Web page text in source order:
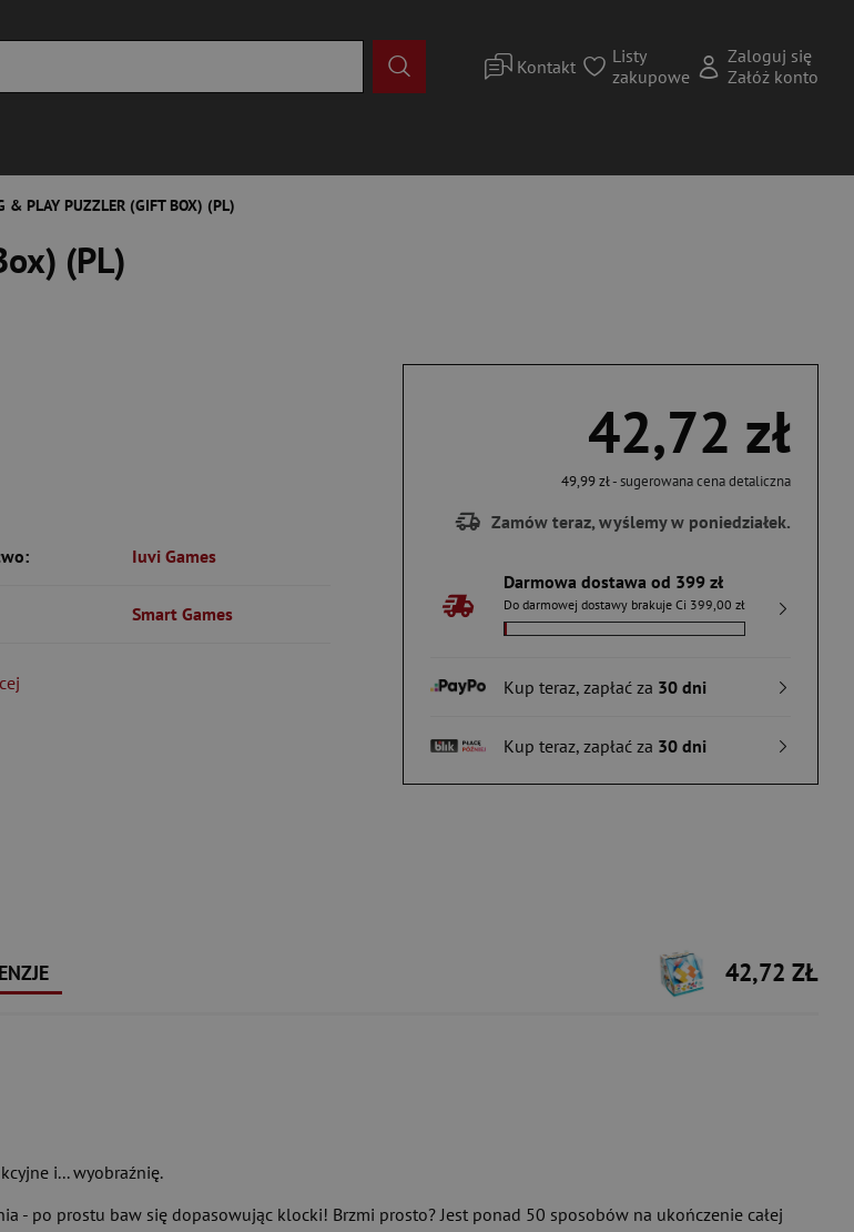
Kontakt
Listy
zakupowe
Zaloguj się
Załóż konto
& PLAY PUZZLER (GIFT BOX) (PL)
(PL)
42,72 zł
49,99 zł- sugerowana cena detaliczna
Zamów teraz, wyślemy w poniedziałek.
Darmowa dostawa od 399 zł
Do darmowej dostawy brakuje Ci 399,00 zł
Kup teraz, zapłać za 30 dni
Kup teraz, zapłać za 30 dni
Iuvi Games
Smart Games
42,72 ZŁ
i... wyobraźnię.
- po prostu baw się dopasowując klocki! Brzmi prosto? Jest ponad 50 sposobów na ukończenie całej